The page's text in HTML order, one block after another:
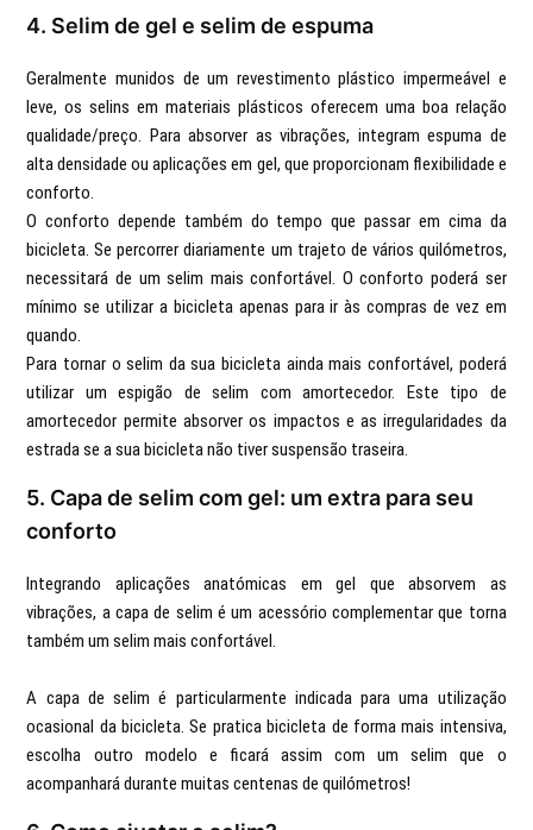
4. Selim de gel e selim de espuma
Geralmente munidos de um revestimento plástico impermeável e
leve, os selins em materiais plásticos oferecem uma boa relação
qualidade/preço. Para absorver as vibrações, integram espuma de
alta densidade ou aplicações em gel, que proporcionam flexibilidade e
conforto.
O conforto depende também do tempo que passar em cima da
bicicleta. Se percorrer diariamente um trajeto de vários quilómetros,
necessitará de um selim mais confortável. O conforto poderá ser
mínimo se utilizar a bicicleta apenas para ir às compras de vez em
quando.
Para tornar o selim da sua bicicleta ainda mais confortável, poderá
utilizar um espigão de selim com amortecedor. Este tipo de
amortecedor permite absorver os impactos e as irregularidades da
estrada se a sua bicicleta não tiver suspensão traseira.
5. Capa de selim com gel: um extra para seu
conforto
Integrando aplicações anatómicas em gel que absorvem as
vibrações, a capa de selim é um acessório complementar que torna
também um selim mais confortável.
A capa de selim é particularmente indicada para uma utilização
ocasional da bicicleta. Se pratica bicicleta de forma mais intensiva,
escolha outro modelo e ficará assim com um selim que o
acompanhará durante muitas centenas de quilómetros!